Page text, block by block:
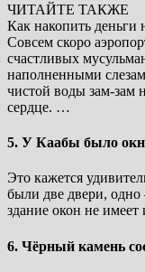
ЧИТАЙТЕ ТАКЖЕ
Как накопить деньги
Совсем скоро
счастливых
наполненными
чистой воды зам-зам
сердце. …
5. У Каабы было
Это кажется
были две двери, одно
здание окон не имеет
6. Чёрный камень